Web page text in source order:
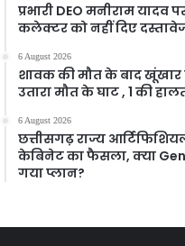
प्रभारी DEO मनीराम
कलेक्टर को नहीं दिए
6 August 2026
शावक की मौत के बाद खूंखार
उतारा मौत के घाट , 1 की
6 August 2026
छत्तीसगढ़ राज्य
केबिनेट का फैसला, क्या
गया प्लान?